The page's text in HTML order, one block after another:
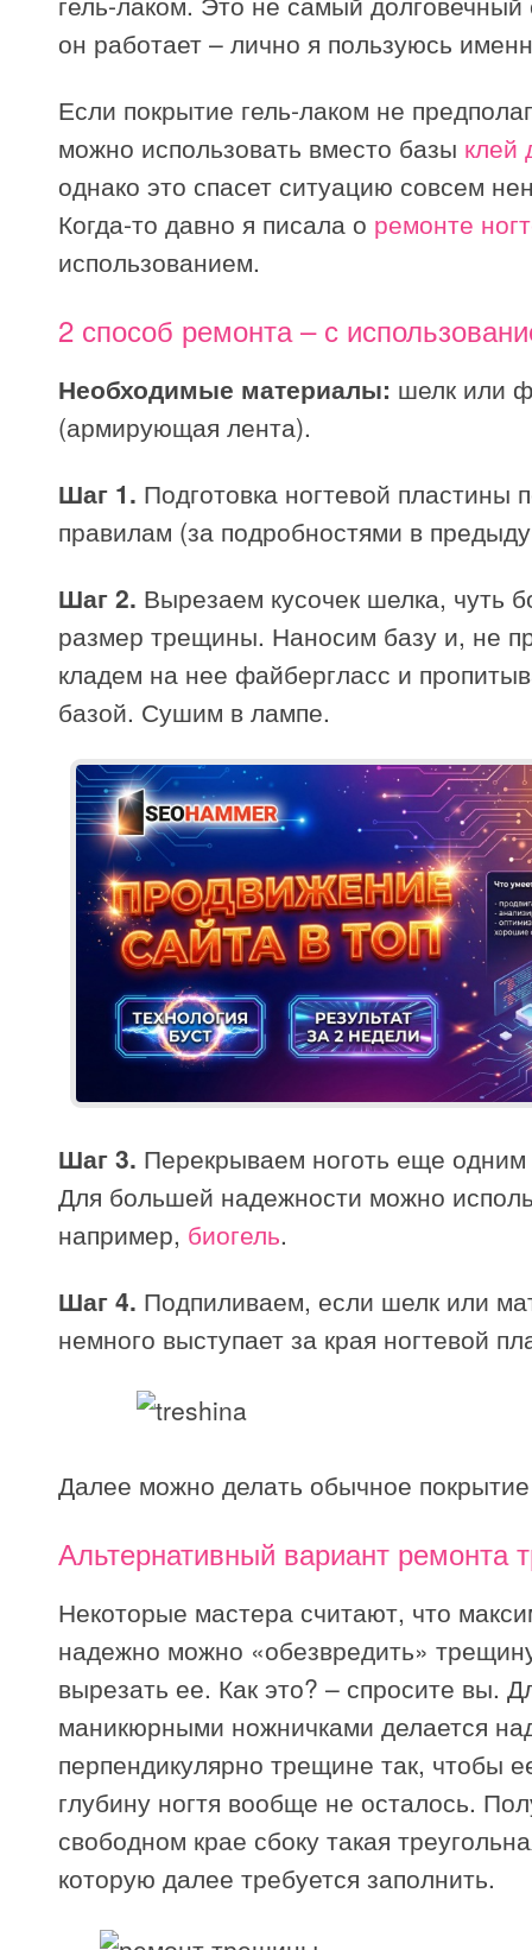
он работает – лично я пользуюсь
Если покрытие гель-лаком не
можно использовать вместо базы клей
однако это спасет ситуацию совсем
Когда-то давно я писала о ремонте
использованием.
2 способ ремонта – с
Необходимые материалы: шелк или
(армирующая лента).
Шаг 1. Подготовка ногтевой пластины
правилам (за подробностями в
Шаг 2. Вырезаем кусочек шелка, чуть
размер трещины. Наносим базу и, не
кладем на нее файбергласс и
базой. Сушим в лампе.
Шаг 3. Перекрываем ноготь еще
Для большей надежности можно
например, биогель.
Шаг 4. Подпиливаем, если шелк или
немного выступает за края ногтевой
Далее можно делать обычное
Альтернативный вариант ремонта
Некоторые мастера считают, что
надежно можно «обезвредить»
вырезать ее. Как это? – спросите вы.
маникюрными ножничками делается
перпендикулярно трещине так, чтобы
глубину ногтя вообще не осталось.
свободном крае сбоку такая
которую далее требуется заполнить.